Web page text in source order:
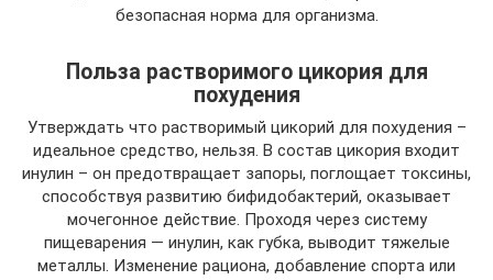
безопасная норма для организма.
Польза растворимого цикория для
похудения
Утверждать что растворимый цикорий для похудения –
идеальное средство, нельзя. В состав цикория входит
инулин – он предотвращает запоры, поглощает токсины,
способствуя развитию бифидобактерий, оказывает
мочегонное действие. Проходя через систему
пищеварения — инулин, как губка, выводит тяжелые
металлы. Изменение рациона, добавление спорта или